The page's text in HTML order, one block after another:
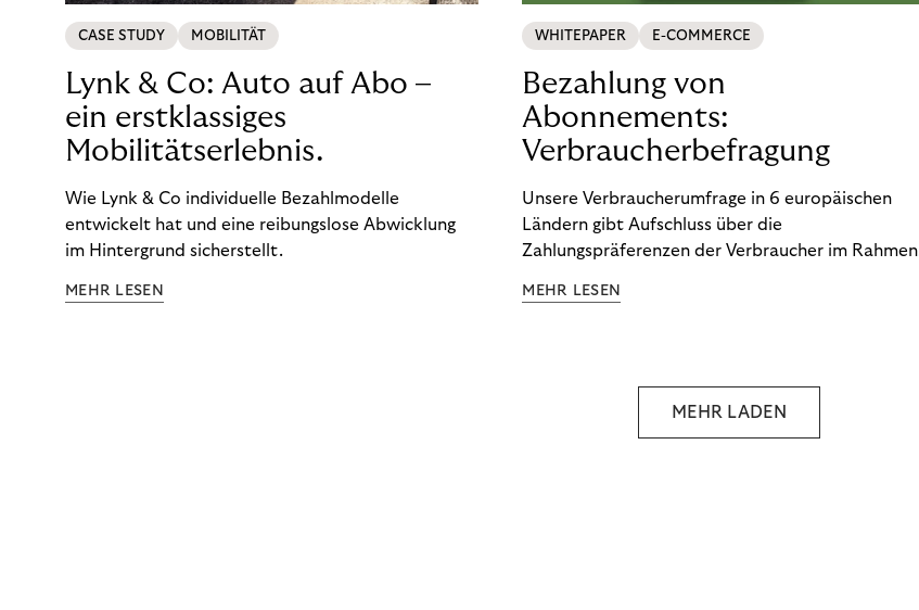
CASE STUDY MOBILITÄT
Lynk & Co: Auto auf Abo –
ein erstklassiges
Mobilitätserlebnis.
Wie Lynk & Co individuelle Bezahlmodelle
entwickelt hat und eine reibungslose Abwicklung
im Hintergrund sicherstellt.
MEHR LESEN
WHITEPAPER E-COMMERCE
Bezahlung von
Abonnements:
Verbraucherbefragung
Unsere Verbraucherumfrage in 6 europäischen
Ländern gibt Aufschluss über die
Zahlungspräferenzen der Verbraucher im Rahmen
Ergebnisse, um zu erfahren, wie Sie
MEHR LESEN
MEHR LADEN